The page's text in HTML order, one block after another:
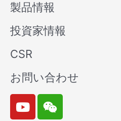
製品情報
投資家情報
CSR
お問い合わせ
Y
o
W
e